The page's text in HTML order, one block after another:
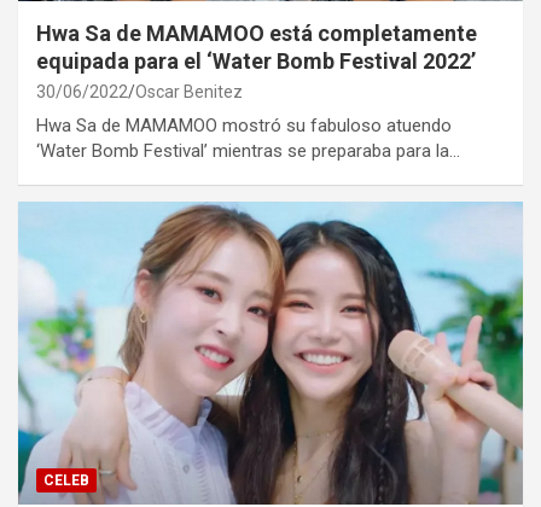
Hwa Sa de MAMAMOO está completamente
equipada para el ‘Water Bomb Festival 2022’
30/06/2022 Oscar Benitez
Hwa Sa de MAMAMOO mostró su fabuloso atuendo
‘Water Bomb Festival’ mientras se preparaba para la…
CELEB